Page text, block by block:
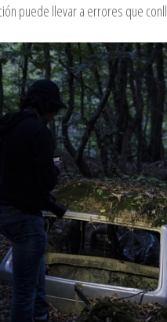
puede llevar a errores que